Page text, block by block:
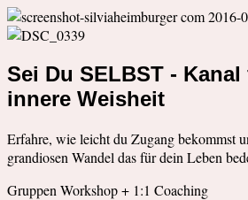
Sei Du SELBST -
innere Weisheit
Erfahre, wie leicht du Zugang bekommst
grandiosen Wandel das für dein Leben
Gruppen Workshop + 1:1 Coaching